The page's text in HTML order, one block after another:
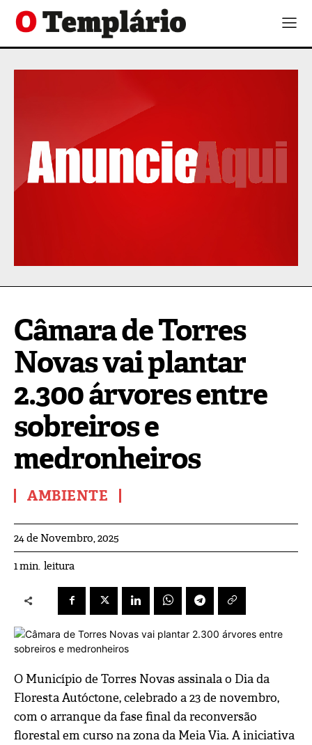
Câmara de Torres
Novas vai plantar
2.300 árvores entre
sobreiros e
medronheiros
AMBIENTE
24 de Novembro, 2025
1min. leitura
O Município de Torres Novas assinala o Dia da
Floresta Autóctone, celebrado a 23 de novembro,
com o arranque da fase final da reconversão
florestal em curso na zona da Meia Via. A iniciativa